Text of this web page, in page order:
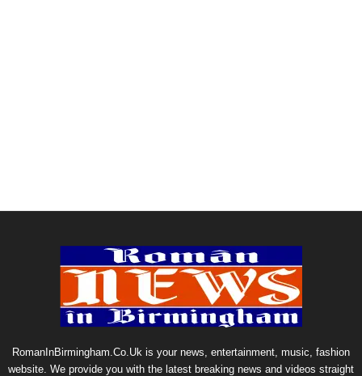
RomanInBirmingham.Co.Uk is your news, entertainment, music, fashion
website. We provide you with the latest breaking news and videos straight